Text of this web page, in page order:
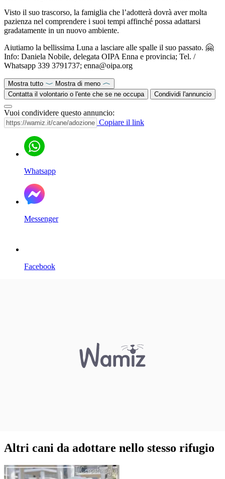
Visto il suo trascorso, la famiglia che l’adotterà dovrà aver molta
pazienza nel comprendere i suoi tempi affinché possa adattarsi
gradatamente in un nuovo ambiente.
Aiutiamo la bellissima Luna a lasciare alle spalle il suo passato. 🤗
Info: Daniela Nobile, delegata OIPA Enna e provincia; Tel. /
Whatsapp 339 3791737; enna@oipa.org
Mostra tutto
Mostra di meno
Contatta il volontario o l'ente che se ne occupa
Condividi l'annuncio
Vuoi condividere questo annuncio:
Copiare il link
Whatsapp
Messenger
Facebook
Altri cani da adottare nello stesso rifugio